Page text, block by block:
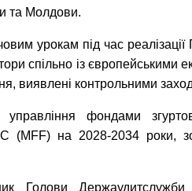
та Молдови.
урокам під час реалізації
спільно із європейськими
виявлені контрольними
фондами
(MFF) на 2028-2034 роки,
Голови